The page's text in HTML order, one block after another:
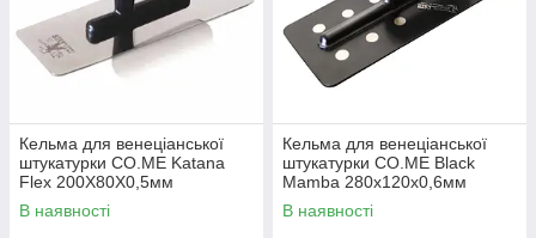
Кельма для венеціанської
штукатурки CO.ME Katana
Flex 200X80X0,5мм
В наявності
Кельма для венеціанської
штукатурки CO.ME Black
Mamba 280x120x0,6мм
В наявності